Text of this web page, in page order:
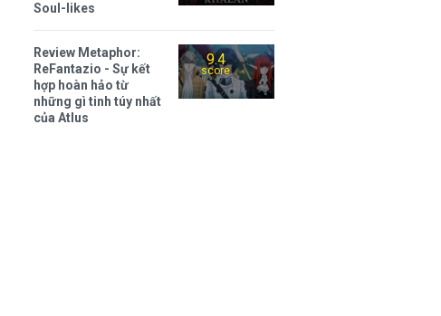
Soul-likes
9.4
score
Review Metaphor:
ReFantazio - Sự kết
hợp hoàn hảo từ
những gì tinh túy nhất
của Atlus